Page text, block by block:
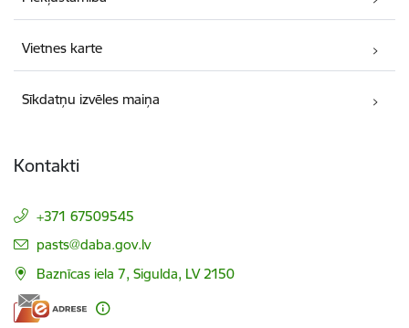
Vietnes karte
Sīkdatņu izvēles maiņa
Kontakti
+371 67509545
E-pasts:
pasts@daba.gov.lv
Baznīcas iela 7, Sigulda, LV 2150